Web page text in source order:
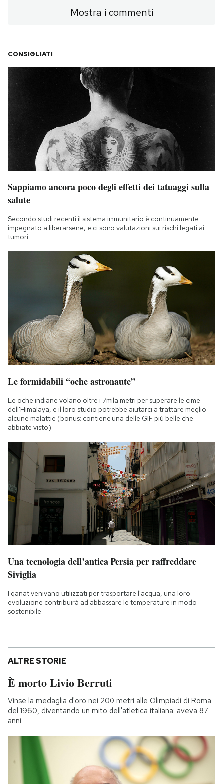
Mostra i commenti
CONSIGLIATI
Sappiamo ancora poco degli effetti dei tatuaggi sulla
salute
Secondo studi recenti il sistema immunitario è continuamente
impegnato a liberarsene, e ci sono valutazioni sui rischi legati ai
tumori
Le formidabili “oche astronaute”
Le oche indiane volano oltre i 7mila metri per superare le cime
dell'Himalaya, e il loro studio potrebbe aiutarci a trattare meglio
alcune malattie (bonus: contiene una delle GIF più belle che
abbiate visto)
Una tecnologia dell’antica Persia per raffreddare
Siviglia
I qanat venivano utilizzati per trasportare l'acqua, una loro
evoluzione contribuirà ad abbassare le temperature in modo
sostenibile
ALTRE STORIE
È morto Livio Berruti
Vinse la medaglia d'oro nei 200 metri alle Olimpiadi di Roma
del 1960, diventando un mito dell'atletica italiana: aveva 87
anni